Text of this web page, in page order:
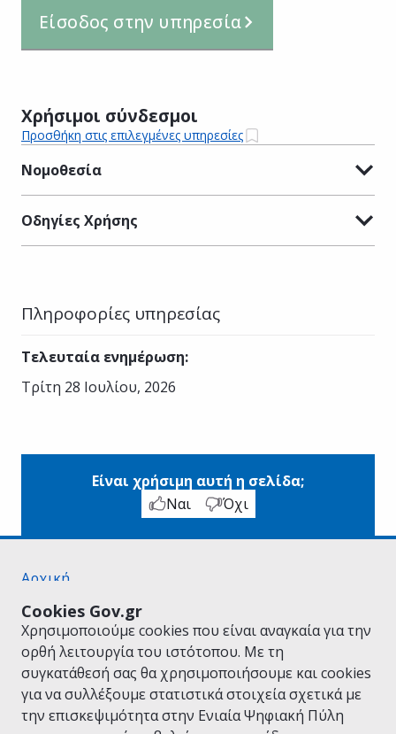
Cookies Gov.gr
Χρησιμοποιούμε cookies που είναι αναγκαία για την
ορθή λειτουργία του ιστότοπου. Με τη
συγκατάθεσή σας θα χρησιμοποιήσουμε και cookies
για να συλλέξουμε στατιστικά στοιχεία σχετικά με
την επισκεψιμότητα στην Ενιαία Ψηφιακή Πύλη
Είσοδος στην υπηρεσία
Χρήσιμοι σύνδεσμοι
Προσθήκη στις επιλεγμένες υπηρεσίες
Νομοθεσία
Οδηγίες Χρήσης
Πληροφορίες υπηρεσίας
Τελευταία ενημέρωση:
Τρίτη 28 Ιουλίου, 2026
Είναι χρήσιμη αυτή η σελίδα;
Ναι
Όχι
Αρχική
Όροι Χρήσης
Πολιτική Απορρήτου
Δήλωση προσβασιμότητας
Πολιτική cookies
Προτάσεις για το gov.gr
Υλοποίηση από το Υπουργείο Ψηφιακής